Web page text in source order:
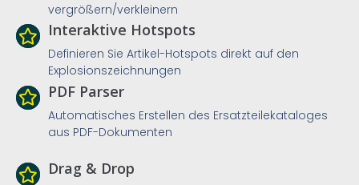
vergrößern/verkleinern
Interaktive Hotspots
Definieren Sie Artikel-Hotspots direkt auf den
Explosionszeichnungen
PDF Parser
Automatisches Erstellen des Ersatzteilekataloges
aus PDF-Dokumenten
Drag & Drop